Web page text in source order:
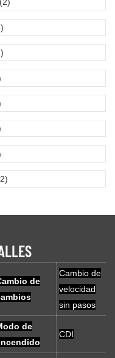
de
Cambio de
velocidad
sin pasos
de
CDI